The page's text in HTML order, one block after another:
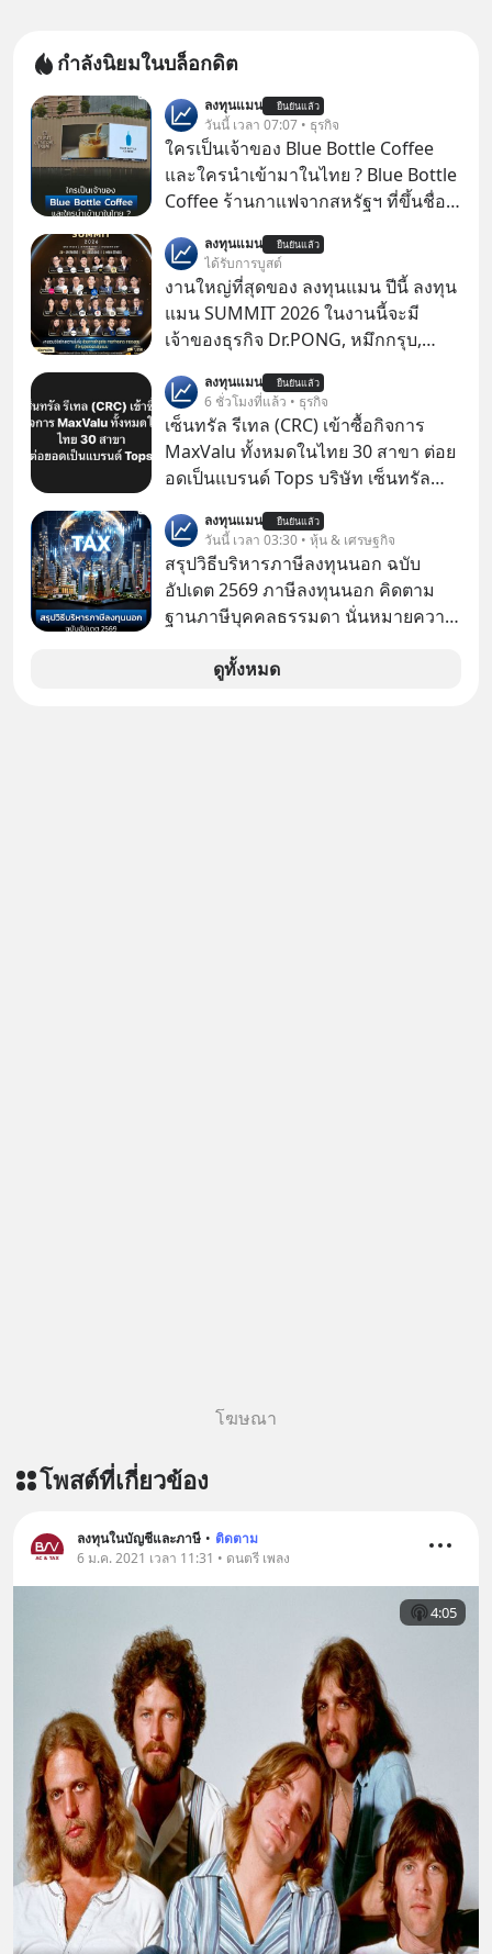
กำลังนิยมในบล็อกดิต
ลงทุนแมน ยืนยันแล้ว
วันนี้ เวลา 07:07 • ธุรกิจ
ใครเป็นเจ้าของ Blue Bottle Coffee
และใครนำเข้ามาในไทย ? Blue Bottle
Coffee ร้านกาแฟจากสหรัฐฯ ที่ขึ้นชื่อ
แรกในประเทศไทย ที่ Central Park
ลงทุนแมน ยืนยันแล้ว
ได้รับการบูสต์
งานใหญ่ที่สุดของ ลงทุนแมน ปีนี้ ลงทุน
แมน SUMMIT 2026 ในงานนี้จะมี
เจ้าของธุรกิจ Dr.PONG, หมึกกรุบ,
Fastwork, MizuMi, KARMART, อิชิตัน
มาแชร์ความรู้การสร้างธุรกิจ
ลงทุนแมน ยืนยันแล้ว
6 ชั่วโมงที่แล้ว • ธุรกิจ
เซ็นทรัล รีเทล (CRC) เข้าซื้อกิจการ
MaxValu ทั้งหมดในไทย 30 สาขา ต่อย
อดเป็นแบรนด์ Tops บริษัท เซ็นทรัล
CRC แจ้งตลาดหลักทรัพย์ฯ ว่า บริษัท
เซ็นทรัล ฟู้ด รีเทล จำกัด (CFR) ซึ่งเป็น
บริษัทย่อยที่ CRC ถือหุ้นทั้งทางตรงและ
ทางอ้อม 100%
ลงทุนแมน ยืนยันแล้ว
วันนี้ เวลา 03:30 • หุ้น & เศรษฐกิจ
สรุปวิธีบริหารภาษีลงทุนนอก ฉบับ
อัปเดต 2569 ภาษีลงทุนนอก คิดตาม
ฐานภาษีบุคคลธรรมดา นั่นหมายความ
ดูทั้งหมด
โฆษณา
โพสต์ที่เกี่ยวข้อง
ลงทุนในบัญชีและภาษี • ติดตาม
6 ม.ค. 2021 เวลา 11:31 • ดนตรี เพลง
4:05